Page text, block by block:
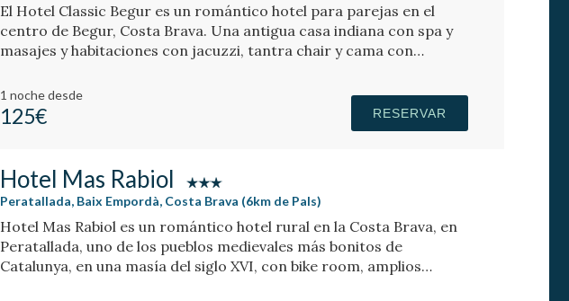
El Hotel Classic Begur es un romántico hotel para parejas en el
centro de Begur, Costa Brava. Una antigua casa indiana con spa y
masajes y habitaciones con jacuzzi, tantra chair y cama con
1 nochedesde
125€ RESERVAR
Hotel Mas Rabiol
Peratallada, Baix Empordà, Costa Brava (6km de Pals)
Hotel Mas Rabiol es un romántico hotel rural en la Costa Brava, en
Peratallada, uno de los pueblos medievales más bonitos de
Catalunya, en una masía del siglo XVI, con bike room, amplios